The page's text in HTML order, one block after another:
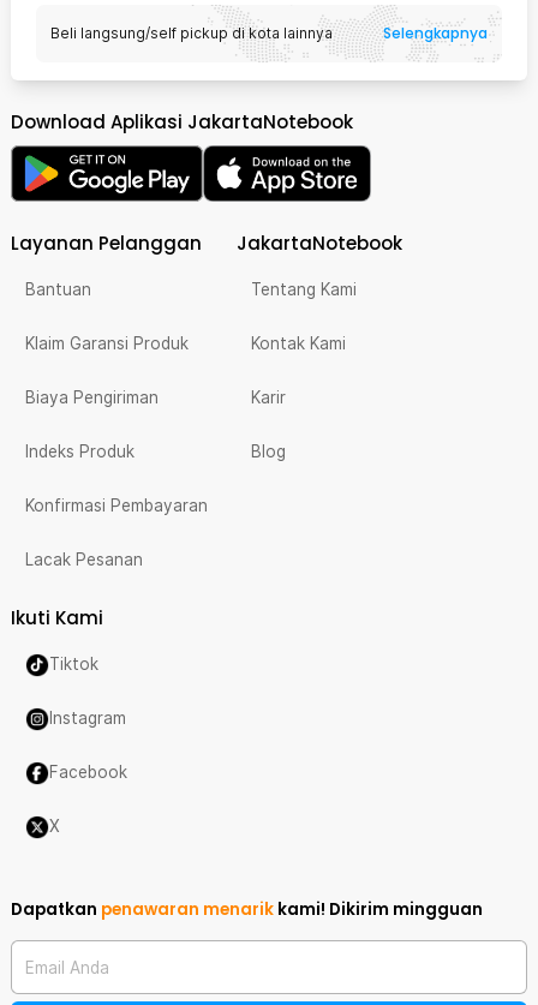
Beli langsung/self pickup di kota lainnya Selengkapnya
Download Aplikasi JakartaNotebook
Layanan Pelanggan
Bantuan
Klaim Garansi Produk
Biaya Pengiriman
Indeks Produk
Konfirmasi Pembayaran
Lacak Pesanan
JakartaNotebook
Tentang Kami
Kontak Kami
Karir
Blog
Ikuti Kami
Tiktok
Instagram
Facebook
X
Dapatkan penawaran menarik kami! Dikirim mingguan
Email Anda